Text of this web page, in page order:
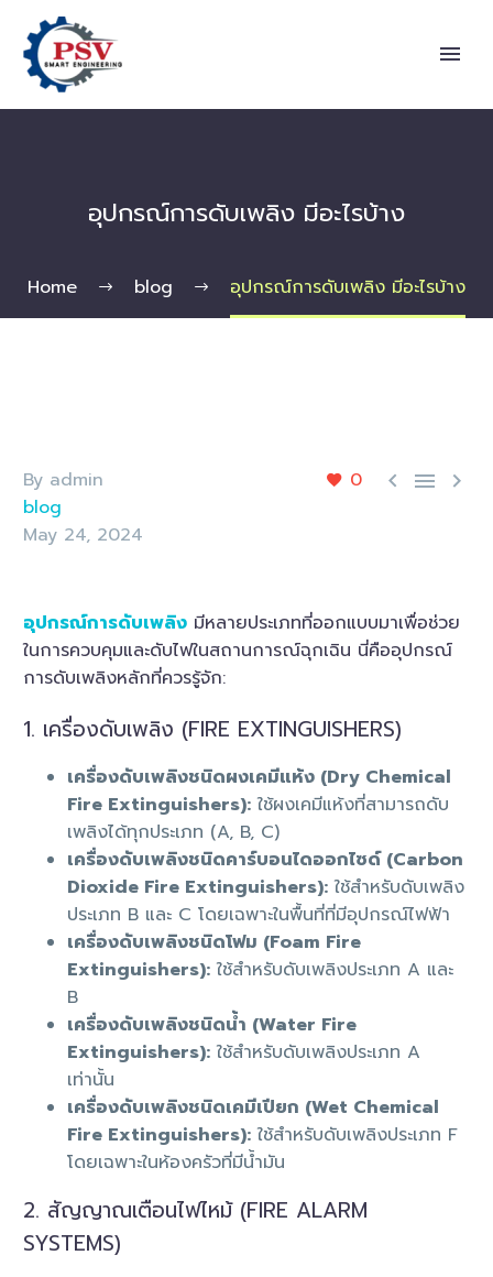
อุปกรณ์การดับเพลิง มีอะไรบ้าง
Home blog อุปกรณ์การดับเพลิง มีอะไรบ้าง
0   
By admin
blog
May 24, 2024
อุปกรณ์การดับเพลิง มีหลายประเภทที่ออกแบบมาเพื่อช่วย
ในการควบคุมและดับไฟในสถานการณ์ฉุกเฉิน นี่คืออุปกรณ์
การดับเพลิงหลักที่ควรรู้จัก:
1. เครื่องดับเพลิง (FIRE EXTINGUISHERS)
เครื่องดับเพลิงชนิดผงเคมีแห้ง (Dry Chemical
Fire Extinguishers): ใช้ผงเคมีแห้งที่สามารถดับ
เพลิงได้ทุกประเภท (A, B, C)
เครื่องดับเพลิงชนิดคาร์บอนไดออกไซด์ (Carbon
Dioxide Fire Extinguishers): ใช้สำหรับดับเพลิง
ประเภท B และ C โดยเฉพาะในพื้นที่ที่มีอุปกรณ์ไฟฟ้า
เครื่องดับเพลิงชนิดโฟม (Foam Fire
Extinguishers): ใช้สำหรับดับเพลิงประเภท A และ
B
เครื่องดับเพลิงชนิดน้ำ (Water Fire
Extinguishers): ใช้สำหรับดับเพลิงประเภท A
เท่านั้น
เครื่องดับเพลิงชนิดเคมีเปียก (Wet Chemical
Fire Extinguishers): ใช้สำหรับดับเพลิงประเภท F
โดยเฉพาะในห้องครัวที่มีน้ำมัน
2. สัญญาณเตือนไฟไหม้ (FIRE ALARM
SYSTEMS)